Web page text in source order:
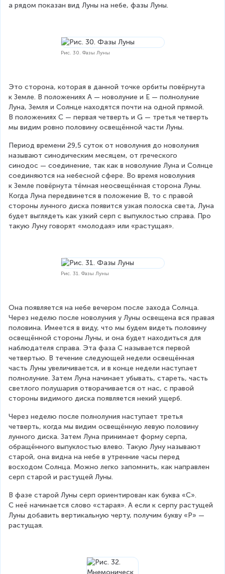
а рядом показан вид Луны на небе, фазы Луны.
Рис. 30. Фазы Луны
Это сторона, которая в данной точке орбиты повёрнута
к Земле. В положениях А — новолуние и Е — полнолуние
Луна, Земля и Солнце находятся почти на одной прямой.
В положениях С — первая четверть и G — третья четверть
мы видим ровно половину освещённой части Луны.
Период времени 29,5 суток от новолуния до новолуния
называют синодическим месяцем, от греческого
синодос — соединение, так как в новолуние Луна и Солнце
соединяются на небесной сфере. Во время новолуния
к Земле повёрнута тёмная неосвещённая сторона Луны.
Когда Луна передвинется в положение B, то с правой
стороны лунного диска появится узкая полоска света, Луна
будет выглядеть как узкий серп с выпуклостью справа. Про
такую Луну говорят «молодая» или «растущая».
Рис. 31. Фазы Луны
Она появляется на небе вечером после захода Солнца.
Через неделю после новолуния у Луны освещена вся правая
половина. Имеется в виду, что мы будем видеть половину
освещённой стороны Луны, и она будет находиться для
наблюдателя справа. Эта фаза C называется первой
четвертью. В течение следующей недели освещённая
часть Луны увеличивается, и в конце недели наступает
полнолуние. Затем Луна начинает убывать, стареть, часть
светлого полушария отворачивается от нас, с правой
стороны видимого диска появляется некий ущерб.
Через неделю после полнолуния наступает третья
четверть, когда мы видим освещённую левую половину
лунного диска. Затем Луна принимает форму серпа,
обращённого выпуклостью влево. Такую Луну называют
старой, она видна на небе в утренние часы перед
восходом Солнца. Можно легко запомнить, как направлен
серп старой и растущей Луны.
В фазе старой Луны серп ориентирован как буква «С».
С неё начинается слово «старая». А если к серпу растущей
Луны добавить вертикальную черту, получим букву «Р» —
растущая.